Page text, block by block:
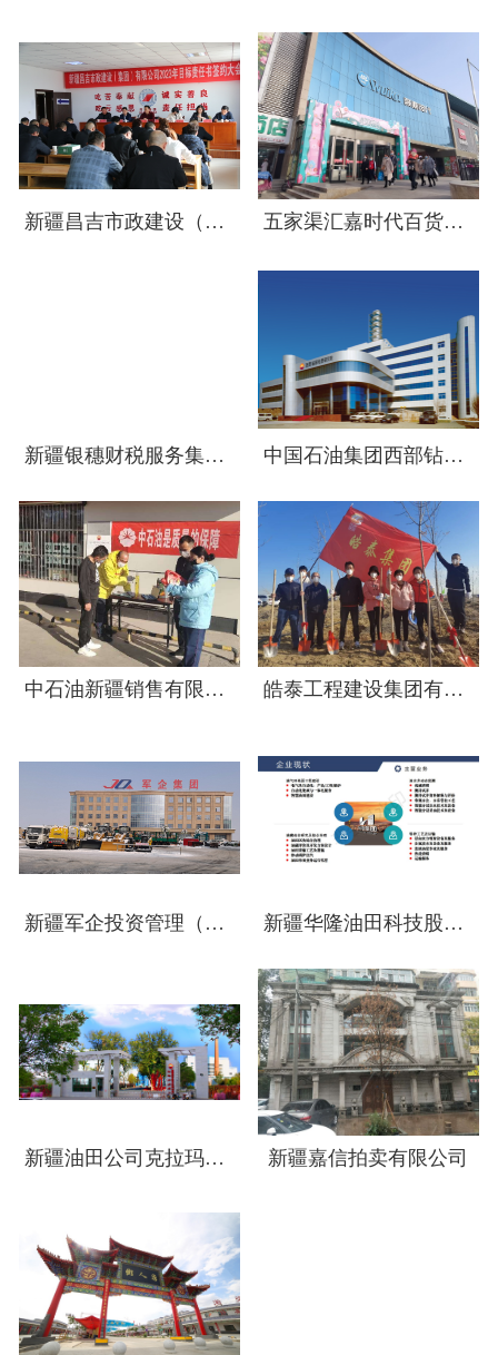
新疆昌吉市政建设（集团）有限公司 五家渠汇嘉时代百货有限公司企业
新疆银穗财税服务集团股份有限公司 中国石油集团西部钻探工程有限公司地质研究院
中石油新疆销售有限公司塔城分公司 皓泰工程建设集团有限公司
新疆军企投资管理（集团）有限责任公司 新疆华隆油田科技股份有限公司
新疆油田公司克拉玛依电厂 新疆嘉信拍卖有限公司